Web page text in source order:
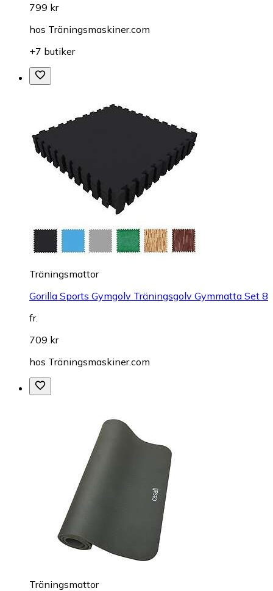
799 kr
hos Träningsmaskiner.com
+7 butiker
Träningsmattor
Gorilla Sports Gymgolv Träningsgolv Gymmatta Set 8
fr.
709 kr
hos Träningsmaskiner.com
Träningsmattor